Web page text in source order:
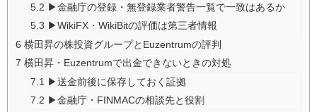
5.2 ▶金融庁の登録・無登録業者警告一覧で一致はあるか
5.3 ▶WikiFX・WikiBitの評価は第三者情報
6 横田昇の株投資グループとEuzentrumの評判
7 横田昇・Euzentrumで出金できないときの対処
7.1 ▶送金前後に保存しておく証拠
7.2 ▶金融庁・FINMACの相談先と役割